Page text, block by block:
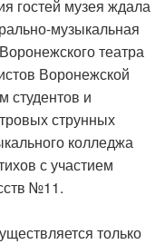
гостей музея ждала
музыкальная
театра
Воронежской
студентов и
струнных
колледжа
с участием
№11.
только